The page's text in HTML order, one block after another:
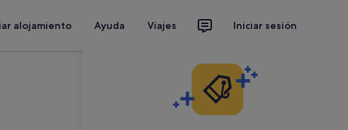
alojamiento Ayuda Viajes Iniciar sesión